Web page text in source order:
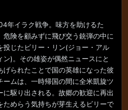
年イラク戦争。味方を助けるた
危険を顧みずに飛び交う銃弾の中に
投じたビリー・リン(ジョー・アル
ン)。その雄姿が偶然ニュースにと
げられたことで国の英雄になった彼
ームは、一時帰国の間に全米凱旋ツ
に駆り出される。故郷の歓迎に再出
ためらう気持ちが芽生えるビリーで